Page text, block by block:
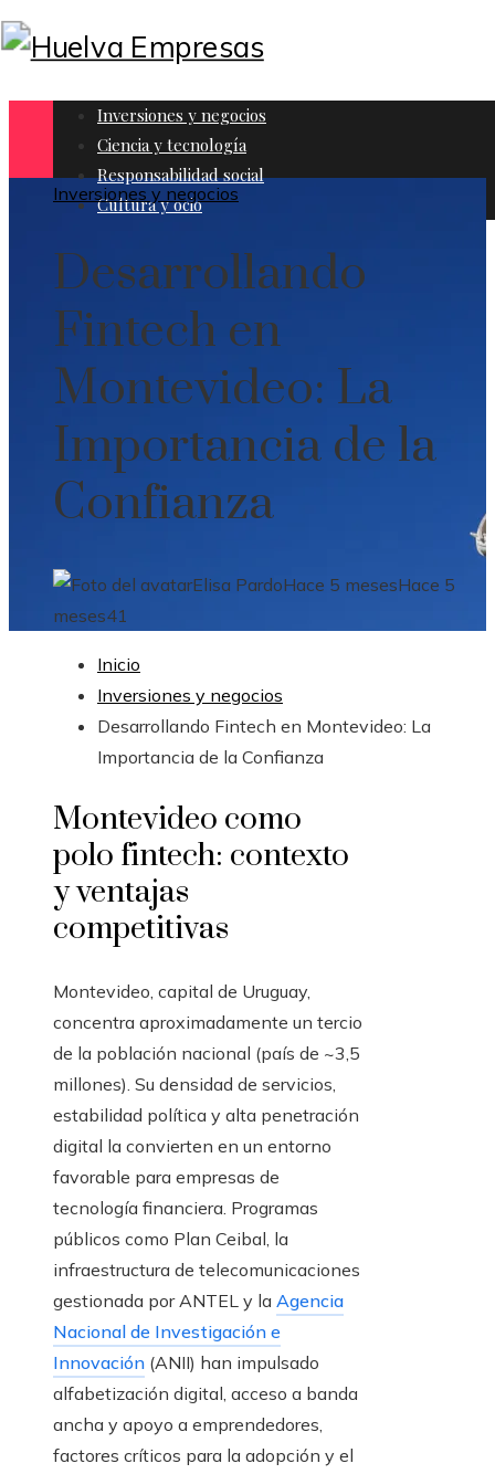
Inversiones y negocios
Ciencia y tecnología
Responsabilidad social
Cultura y ocio
Inversiones y negocios
Desarrollando
Fintech en
Montevideo: La
Importancia de la
Confianza
Elisa PardoHace 5 mesesHace 5
meses41
Inicio
Inversiones y negocios
Desarrollando Fintech en Montevideo: La
Importancia de la Confianza
Montevideo como
polo fintech: contexto
y ventajas
competitivas
Montevideo, capital de Uruguay,
concentra aproximadamente un tercio
de la población nacional (país de ~3,5
millones). Su densidad de servicios,
estabilidad política y alta penetración
digital la convierten en un entorno
favorable para empresas de
tecnología financiera. Programas
públicos como Plan Ceibal, la
infraestructura de telecomunicaciones
gestionada por ANTEL y la Agencia
Nacional de Investigación e
Innovación (ANII) han impulsado
alfabetización digital, acceso a banda
ancha y apoyo a emprendedores,
factores críticos para la adopción y el